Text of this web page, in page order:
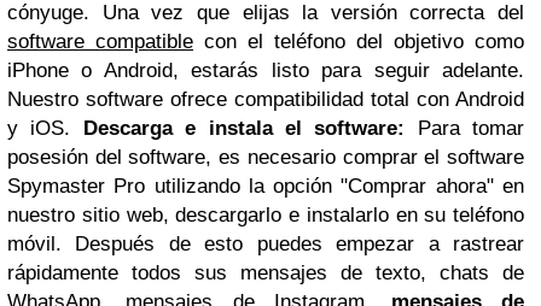
cónyuge. Una vez que elijas la versión correcta del
software compatible con el teléfono del objetivo como
iPhone o Android, estarás listo para seguir adelante.
Nuestro software ofrece compatibilidad total con Android
y iOS.
Descarga e instala el software:
Para tomar
posesión del software, es necesario comprar el software
Spymaster Pro utilizando la opción "Comprar ahora" en
nuestro sitio web, descargarlo e instalarlo en su teléfono
móvil. Después de esto puedes empezar a rastrear
rápidamente todos sus mensajes de texto, chats de